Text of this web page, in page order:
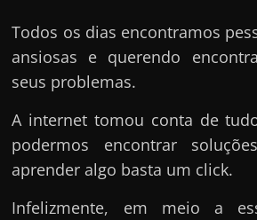
Todos os dias encontramos
ansiosas e querendo
seus problemas.
A internet tomou conta de
podermos encontrar
aprender algo basta um click.
Infelizmente, em meio a